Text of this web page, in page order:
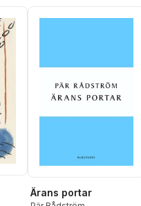
Ärans portar